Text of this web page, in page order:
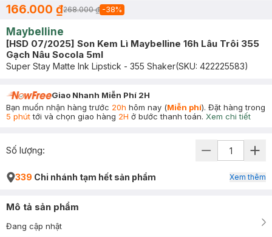
166.000 ₫268.000 ₫ -38%
Maybelline
[HSD 07/2025] Son Kem Lì Maybelline 16h Lâu Trôi 355
Gạch Nâu Socola 5ml
Super Stay Matte Ink Lipstick - 355 Shaker(SKU: 422225583)
Giao Nhanh Miễn Phí 2H
Bạn muốn nhận hàng trước 20h hôm nay (Miễn phí). Đặt hàng trong
5 phúttới và chọn giao hàng 2H ở bước thanh toán. Xem chi tiết
Số lượng:
339 Chi nhánh tạm hết sản phẩm Xem thêm
Mô tả sản phẩm
Đang cập nhật